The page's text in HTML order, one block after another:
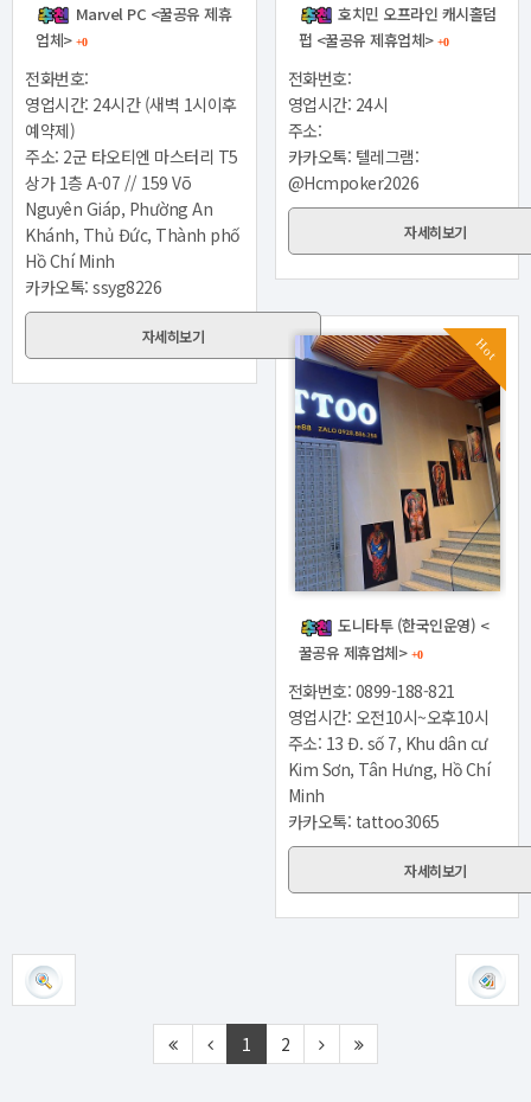
Marvel PC <꿀공유 제휴
업체> +0
전화번호:
영업시간: 24시간 (새벽 1시이후
예약제)
주소: 2군 타오티엔 마스터리 T5
상가 1층 A-07 // 159 Võ
Nguyên Giáp, Phường An
Khánh, Thủ Đức, Thành phố
Hồ Chí Minh
카카오톡: ssyg8226
자세히보기
호치민 오프라인 캐시홀덤
펍 <꿀공유 제휴업체> +0
전화번호:
영업시간: 24시
주소:
카카오톡: 텔레그램:
@Hcmpoker2026
자세히보기
Hot
도니타투 (한국인운영) <
꿀공유 제휴업체> +0
전화번호: 0899-188-821
영업시간: 오전10시~오후10시
주소: 13 Đ. số 7, Khu dân cư
Kim Sơn, Tân Hưng, Hồ Chí
Minh
카카오톡: tattoo3065
자세히보기
1 2